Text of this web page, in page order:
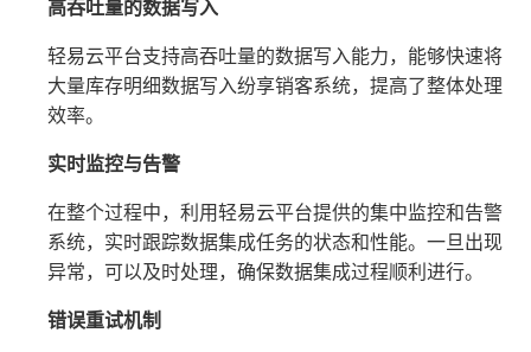
高吞吐量的数据写入
轻易云平台支持高吞吐量的数据写入能力，能够快速将
大量库存明细数据写入纷享销客系统，提高了整体处理
效率。
实时监控与告警
在整个过程中，利用轻易云平台提供的集中监控和告警
系统，实时跟踪数据集成任务的状态和性能。一旦出现
异常，可以及时处理，确保数据集成过程顺利进行。
错误重试机制